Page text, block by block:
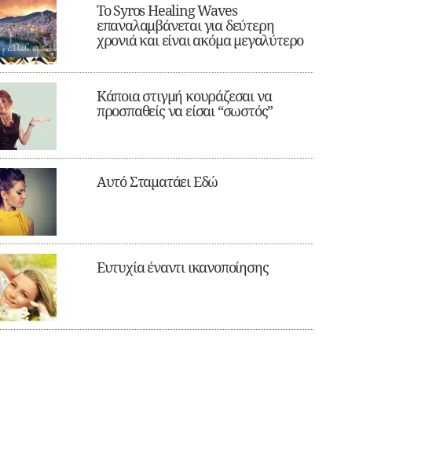
Το Syros Healing Waves
επαναλαμβάνεται για δεύτερη
χρονιά και είναι ακόμα μεγαλύτερο
Κάποια στιγμή κουράζεσαι να
προσπαθείς να είσαι “σωστός”
Αυτό Σταματάει Εδώ
Ευτυχία έναντι ικανοποίησης